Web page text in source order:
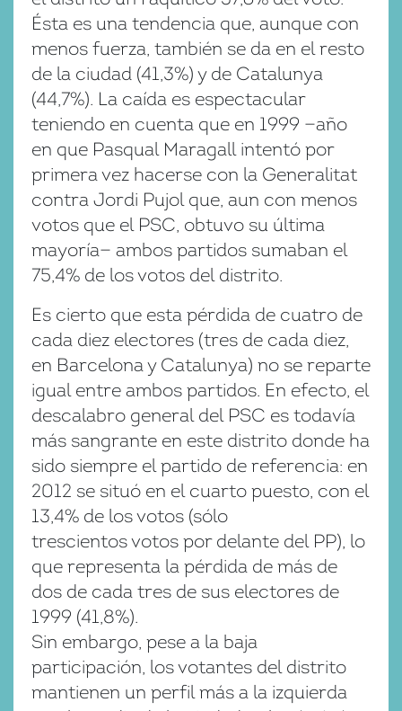
Ésta es una tendencia que, aunque con
menos fuerza, también se da en el resto
de la ciudad (41,3%) y de Catalunya
(44,7%). La caída es espectacular
teniendo en cuenta que en 1999 —año
en que Pasqual Maragall intentó por
primera vez hacerse con la Generalitat
contra Jordi Pujol que, aun con menos
votos que el PSC, obtuvo su última
mayoría— ambos partidos sumaban el
75,4% de los votos del distrito.
Es cierto que esta pérdida de cuatro de
cada diez electores (tres de cada diez,
en Barcelona y Catalunya) no se reparte
igual entre ambos partidos. En efecto, el
descalabro general del PSC es todavía
más sangrante en este distrito donde ha
sido siempre el partido de referencia: en
2012 se situó en el cuarto puesto, con el
13,4% de los votos (sólo
trescientos votos por delante del PP), lo
que representa la pérdida de más de
dos de cada tres de sus electores de
1999 (41,8%).
Sin embargo, pese a la baja
participación, los votantes del distrito
mantienen un perfil más a la izquierda